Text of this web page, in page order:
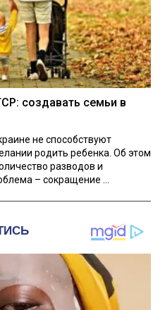
создавать семьи в
не способствуют
родить ребенка. Об этом
разводов и
– сокращение ...